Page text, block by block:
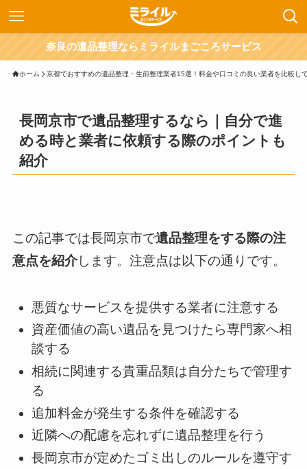
奈良の遺品整理ならミライルまごころサービス
ホーム 京都でおすすめの遺品整理・生前整理業者15選！料金や口コミの良い業者を比較し
長岡京市で遺品整理するなら｜自分で進
める時と業者に依頼する際のポイントも
紹介
この記事では長岡京市で遺品整理をする際の注
意点を紹介します。注意点は以下の通りです。
悪質なサービスを提供する業者に注意する
資産価値の高い遺品を見つけたら専門家へ相
談する
相続に関連する貴重品類は自分たちで管理す
る
追加料金が発生する条件を確認する
近隣への配慮を忘れずに遺品整理を行う
長岡京市が定めたゴミ出しのルールを遵守す